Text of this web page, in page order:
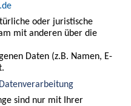
oder juristische
mit anderen über die
Daten (z.B. Namen, E-
sind nur mit Ihrer